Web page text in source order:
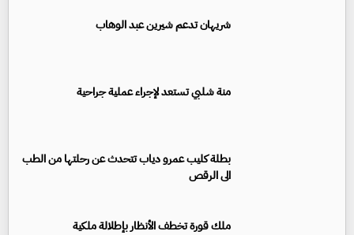
شريهان تدعم شيرين عبد الوهاب
منة شلبي تستعد لإجراء عملية جراحية
بطلة كليب عمرو دياب تتحدث عن رحلتها من الطب
الى الرقص
ملك قورة تخطف الأنظار بإطلالة ملكية